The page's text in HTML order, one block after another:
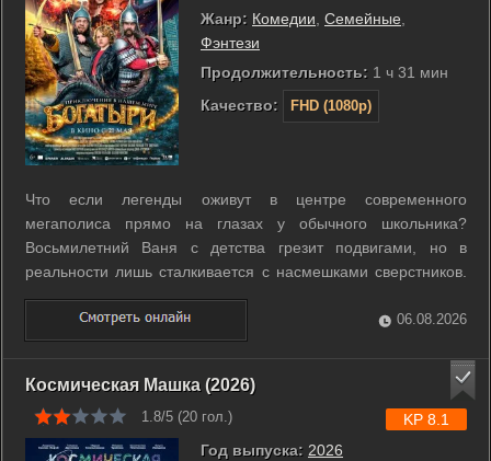
Жанр: Комедии Семейные
Фэнтези
Продолжительность: 1 ч 31 мин
Качество:
FHD (1080p)
Что если легенды оживут в центре современного
мегаполиса прямо на глазах у обычного школьника?
Восьмилетний Ваня с детства грезит подвигами, но в
реальности лишь сталкивается с насмешками сверстников.
Однажды случай переносит его в эпоху былинной Руси, где
он встречает прославленных богатырей. Вместе им
предстоит вернуться в наши дни, чтобы ...
06.08.2026
Космическая Машка (2026)
1.8/5 (20 гол.)
Год выпуска: 2026
KP 8.1